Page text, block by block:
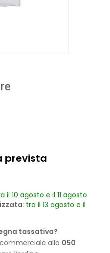
prevista
il 10 agosto e il 11 agosto
: tra il 13 agosto e il
tassativa?
allo 050